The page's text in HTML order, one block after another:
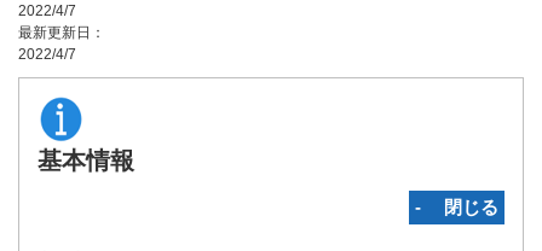
2022/4/7
最新更新日：
2022/4/7
基本情報
‐ 閉じる